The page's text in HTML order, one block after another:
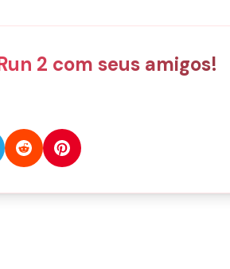
2 com seus amigos!